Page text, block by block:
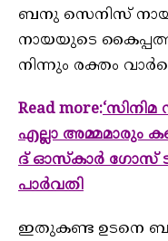
ബനു സെനിസ്
നായയുടെ
നിന്നും രക്തം
Read more:
എല്ലാ അമ്മമാരും
ദ് ഓസ്കാർ ഗോസ് ടു’
പാർവതി
ഇതുകണ്ട ഉടനെ